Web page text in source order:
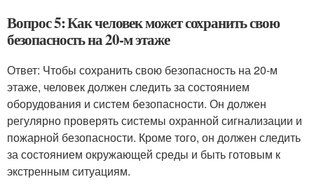
Вопрос 5: Как человек может сохранить свою
безопасность на 20-м этаже
Ответ: Чтобы сохранить свою безопасность на 20-м
этаже, человек должен следить за состоянием
оборудования и систем безопасности. Он должен
регулярно проверять системы охранной сигнализации и
пожарной безопасности. Кроме того, он должен следить
за состоянием окружающей среды и быть готовым к
экстренным ситуациям.